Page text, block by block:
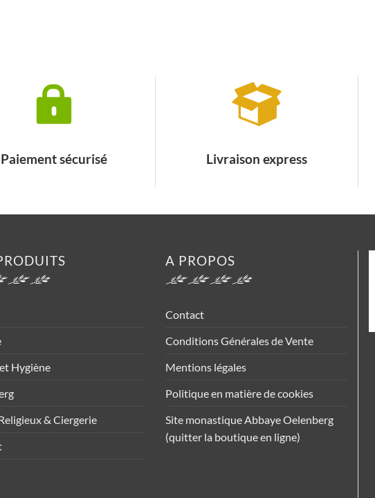
Paiement sécurisé Livraison express
Hygiène
& Ciergerie
A PROPOS
Contact
Conditions Générales de Vente
Mentions légales
Politique en matière de cookies
Site monastique Abbaye Oelenberg
(quitter la boutique en ligne)